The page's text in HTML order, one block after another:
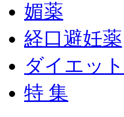
媚薬
経口避妊薬
ダイエット
特 集